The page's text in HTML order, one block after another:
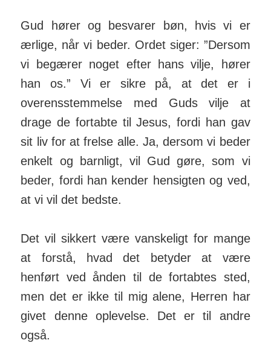
Gud hører og besvarer bøn, hvis vi er
ærlige, når vi beder. Ordet siger: ”Dersom
vi begærer noget efter hans vilje, hører
han os.” Vi er sikre på, at det er i
overensstemmelse med Guds vilje at
drage de fortabte til Jesus, fordi han gav
sit liv for at frelse alle. Ja, dersom vi beder
enkelt og barnligt, vil Gud gøre, som vi
beder, fordi han kender hensigten og ved,
at vi vil det bedste.
Det vil sikkert være vanskeligt for mange
at forstå, hvad det betyder at være
henført ved ånden til de fortabtes sted,
men det er ikke til mig alene, Herren har
givet denne oplevelse. Det er til andre
også.